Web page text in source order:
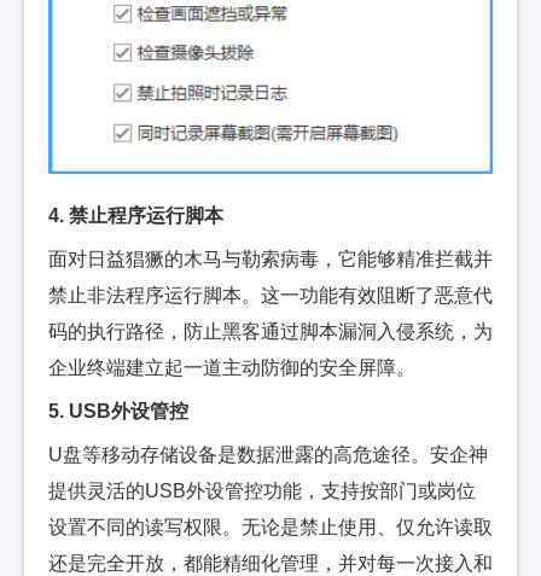
4. 禁止程序运行脚本
面对日益猖獗的木马与勒索病毒，它能够精准拦截并
禁止非法程序运行脚本。这一功能有效阻断了恶意代
码的执行路径，防止黑客通过脚本漏洞入侵系统，为
企业终端建立起一道主动防御的安全屏障。
5. USB外设管控
U盘等移动存储设备是数据泄露的高危途径。安企神
提供灵活的USB外设管控功能，支持按部门或岗位
设置不同的读写权限。无论是禁止使用、仅允许读取
还是完全开放，都能精细化管理，并对每一次接入和